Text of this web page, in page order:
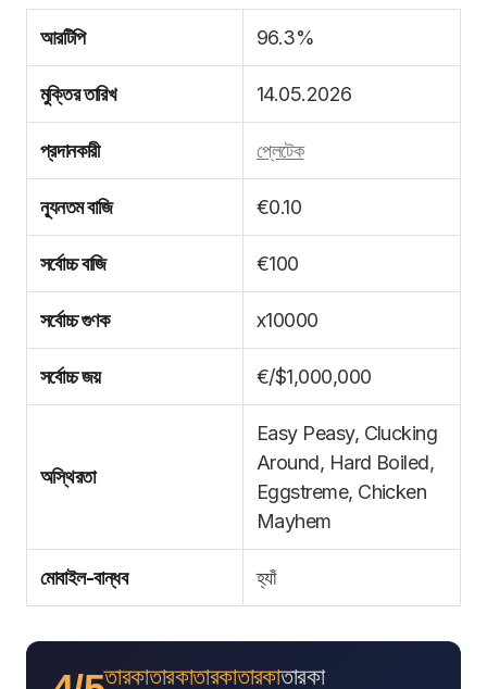
আরটিপি 96.3%
মুক্তির তারিখ 14.05.2026
প্রদানকারী প্লেটেক
ন্যূনতম বাজি €0.10
সর্বোচ্চ বাজি €100
সর্বোচ্চ গুণক x10000
সর্বোচ্চ জয় €/$1,000,000
অস্থিরতা
Easy Peasy, Clucking
Around, Hard Boiled,
Eggstreme, Chicken
Mayhem
মোবাইল-বান্ধব হ্যাঁ
তারকাতারকাতারকাতারকাতারকা